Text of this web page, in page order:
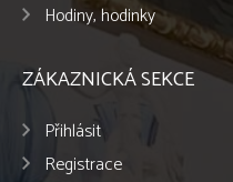
Hodiny, hodinky
ZÁKAZNICKÁ SEKCE
Přihlásit
Registrace